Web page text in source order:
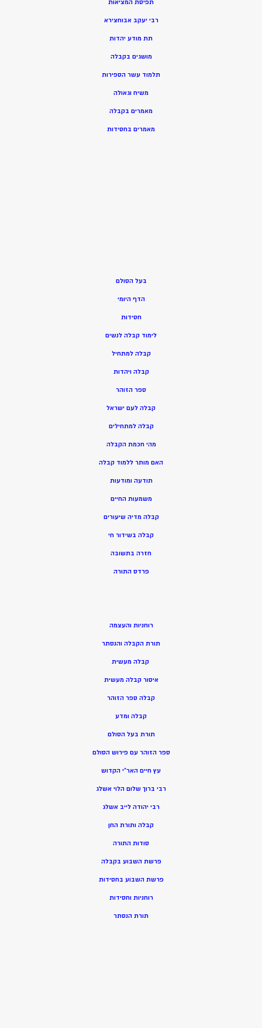
תפיסת המציאות
רבי יעקב אבוחצירא
תת מודע יהדות
מושגים בקבלה
תלמוד עשר הספירות
משיח וגאולה
מאמרים בקבלה
מאמרים בחסידות
בעל הסולם
הדף היומי
חסידות
לימוד קבלה לנשים
קבלה למתחיל
קבלה ויהדות
ספר הזוהר
קבלה לעם ישראל
קבלה למתחילים
מהי חכמת הקבלה
האם מותר ללמוד קבלה
תודעה ומודעות
משמעות החיים
קבלה מדיה שיעורים
קבלה בשידור חי
חזרה בתשובה
פרדס התורה
רוחניות והעצמה
תורת הקבלה והנסתר
קבלה מעשית
איסור קבלה מעשית
קבלה ספר הזוהר
קבלה ומדע
תורת בעל הסולם
ספר הזוהר עם פירוש הסולם
עץ חיים האר”י הקדוש
רבי ברוך שלום הלוי אשלג
רבי יהודה לייב אשלג
קבלה ותורת החן
סודות התורה
פרשת השבוע בקבלה
פרשת השבוע בחסידות
רוחניות וחסידות
תורת הנסתר